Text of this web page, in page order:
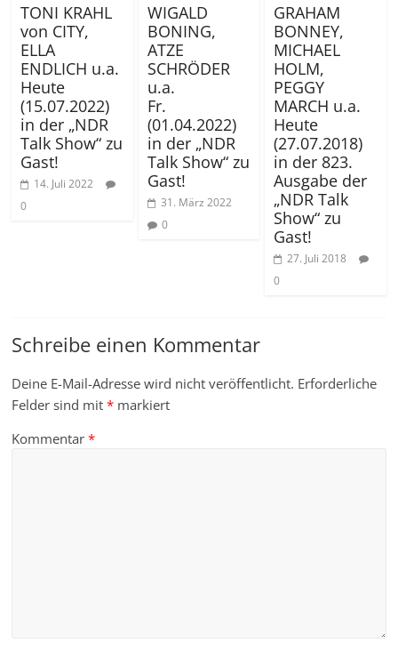
TONI KRAHL
von CITY,
ELLA
ENDLICH u.a.
Heute
(15.07.2022)
in der „NDR
Talk Show“ zu
Gast!
14. Juli 2022
0
WIGALD
BONING,
ATZE
SCHRÖDER
u.a.
Fr.
(01.04.2022)
in der „NDR
Talk Show“ zu
Gast!
31. März 2022
0
GRAHAM
BONNEY,
MICHAEL
HOLM,
PEGGY
MARCH u.a.
Heute
(27.07.2018)
in der 823.
Ausgabe der
„NDR Talk
Show“ zu
Gast!
27. Juli 2018
0
Schreibe einen Kommentar
Deine E-Mail-Adresse wird nicht veröffentlicht. Erforderliche
Felder sind mit* markiert
Kommentar*